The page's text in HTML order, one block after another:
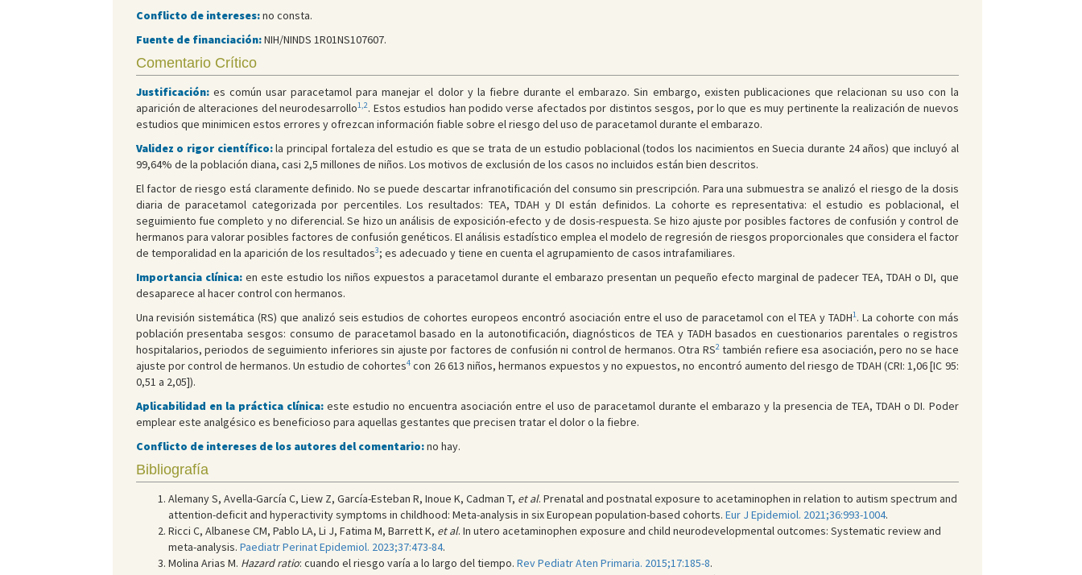
Conflicto de intereses:no consta.
Fuente de financiación:NIH/NINDS 1R01NS107607.
Comentario Crítico
Justificación:es común usar paracetamol para manejar el dolor y la fiebre durante el embarazo. Sin embargo, existen publicaciones que relacionan su uso con la
aparición de alteraciones del neurodesarrollo1,2. Estos estudios han podido verse afectados por distintos sesgos, por lo que es muy pertinente la realización de nuevos
estudios que minimicen estos errores y ofrezcan información fiable sobre el riesgo del uso de paracetamol durante el embarazo.
Validez o rigor científico:la principal fortaleza del estudio es que se trata de un estudio poblacional (todos los nacimientos en Suecia durante 24 años) que incluyó al
99,64% de la población diana, casi 2,5 millones de niños. Los motivos de exclusión de los casos no incluidos están bien descritos.
El factor de riesgo está claramente definido. No se puede descartar infranotificación del consumo sin prescripción. Para una submuestra se analizó el riesgo de la dosis
diaria de paracetamol categorizada por percentiles. Los resultados: TEA, TDAH y DI están definidos. La cohorte es representativa: el estudio es poblacional, el
seguimiento fue completo y no diferencial. Se hizo un análisis de exposición-efecto y de dosis-respuesta. Se hizo ajuste por posibles factores de confusión y control de
hermanos para valorar posibles factores de confusión genéticos. El análisis estadístico emplea el modelo de regresión de riesgos proporcionales que considera el factor
de temporalidad en la aparición de los resultados3; es adecuado y tiene en cuenta el agrupamiento de casos intrafamiliares.
Importancia clínica:en este estudio los niños expuestos a paracetamol durante el embarazo presentan un pequeño efecto marginal de padecer TEA, TDAH o DI, que
desaparece al hacer control con hermanos.
Una revisión sistemática (RS) que analizó seis estudios de cohortes europeos encontró asociación entre el uso de paracetamol con el TEA y TADH1. La cohorte con más
población presentaba sesgos: consumo de paracetamol basado en la autonotificación, diagnósticos de TEA y TADH basados en cuestionarios parentales o registros
hospitalarios, periodos de seguimiento inferiores sin ajuste por factores de confusión ni control de hermanos. Otra RS2también refiere esa asociación, pero no se hace
ajuste por control de hermanos. Un estudio de cohortes4 con 26 613 niños, hermanos expuestos y no expuestos, no encontró aumento del riesgo de TDAH (CRI: 1,06 [IC 95:
0,51 a 2,05]).
Aplicabilidad en la práctica clínica:este estudio no encuentra asociación entre el uso de paracetamol durante el embarazo y la presencia de TEA, TDAH o DI. Poder
emplear este analgésico es beneficioso para aquellas gestantes que precisen tratar el dolor o la fiebre.
Conflicto de intereses de los autores del comentario:no hay.
Bibliografía
Alemany S, Avella-García C, Liew Z, García-Esteban R, Inoue K, Cadman T, et al. Prenatal and postnatal exposure to acetaminophen in relation to autism spectrum and
attention-deficit and hyperactivity symptoms in childhood: Meta-analysis in six European population-based cohorts. Eur J Epidemiol. 2021;36:993-1004.
Ricci C, Albanese CM, Pablo LA, Li J, Fatima M, Barrett K, et al. In utero acetaminophen exposure and child neurodevelopmental outcomes: Systematic review and
meta-analysis. Paediatr Perinat Epidemiol. 2023;37:473-84.
Molina Arias M. Hazard ratio: cuando el riesgo varía a lo largo del tiempo. Rev Pediatr Aten Primaria. 2015;17:185-8.